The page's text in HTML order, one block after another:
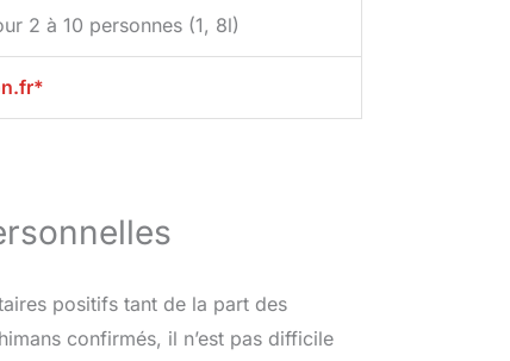
2 à 10 personnes (1, 8l)
positifs tant de la part des
confirmés, il n’est pas difficile